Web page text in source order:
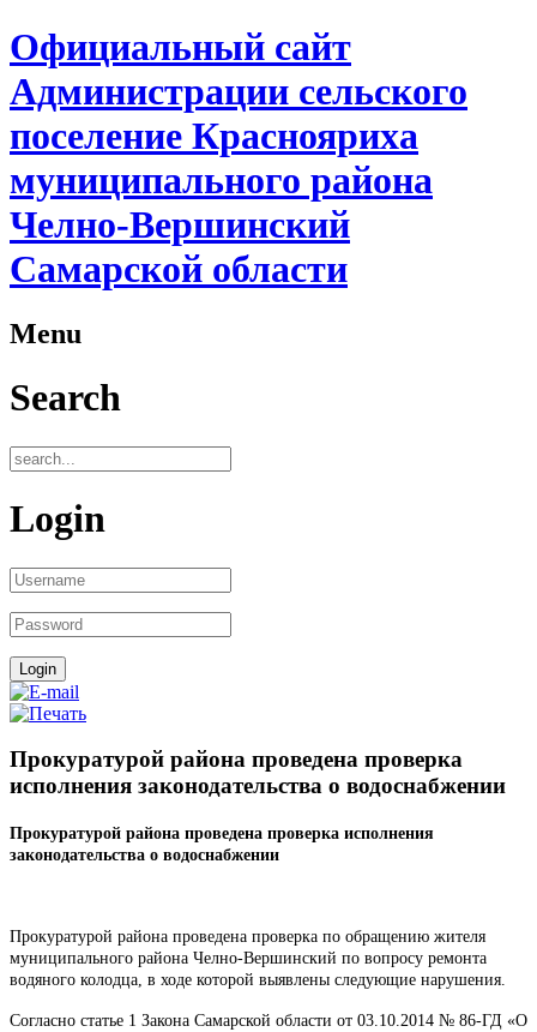
Официальный сайт
Администрации сельского
поселение Краснояриха
муниципального района
Челно-Вершинский
Самарской области
Menu
Search
Login
Прокуратурой района проведена проверка
исполнения законодательства о водоснабжении
Прокуратурой района проведена проверка исполнения
законодательства о водоснабжении
Прокуратурой района проведена проверка по обращению жителя
муниципального района Челно-Вершинский по вопросу ремонта
водяного колодца, в ходе которой выявлены следующие нарушения.
Согласно статье 1 Закона Самарской области от 03.10.2014 № 86-ГД «О